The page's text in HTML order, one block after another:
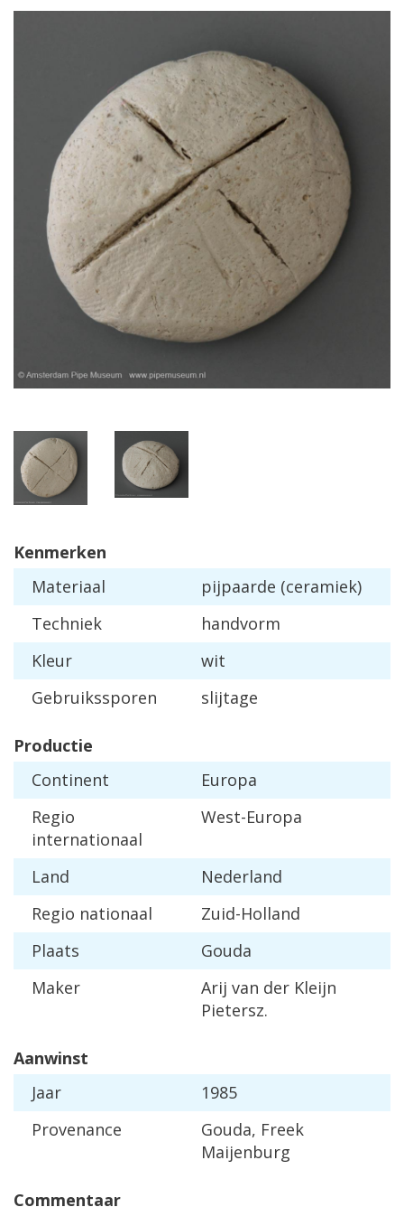
Kenmerken
Materiaal
pijpaarde (ceramiek)
Techniek
handvorm
Kleur
wit
Gebruikssporen
slijtage
Productie
Continent
Europa
Regio
internationaal
West-Europa
Land
Nederland
Regio nationaal
Zuid-Holland
Plaats
Gouda
Maker
Arij van der Kleijn
Pietersz.
Aanwinst
Jaar
1985
Provenance
Gouda, Freek
Maijenburg
Commentaar